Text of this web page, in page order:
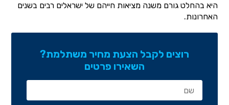
היא בהחלט גורם משנה מציאות חייהם של ישראלים רבים בשנים
האחרונות.
רוצים לקבל הצעת מחיר משתלמת?
השאירו פרטים